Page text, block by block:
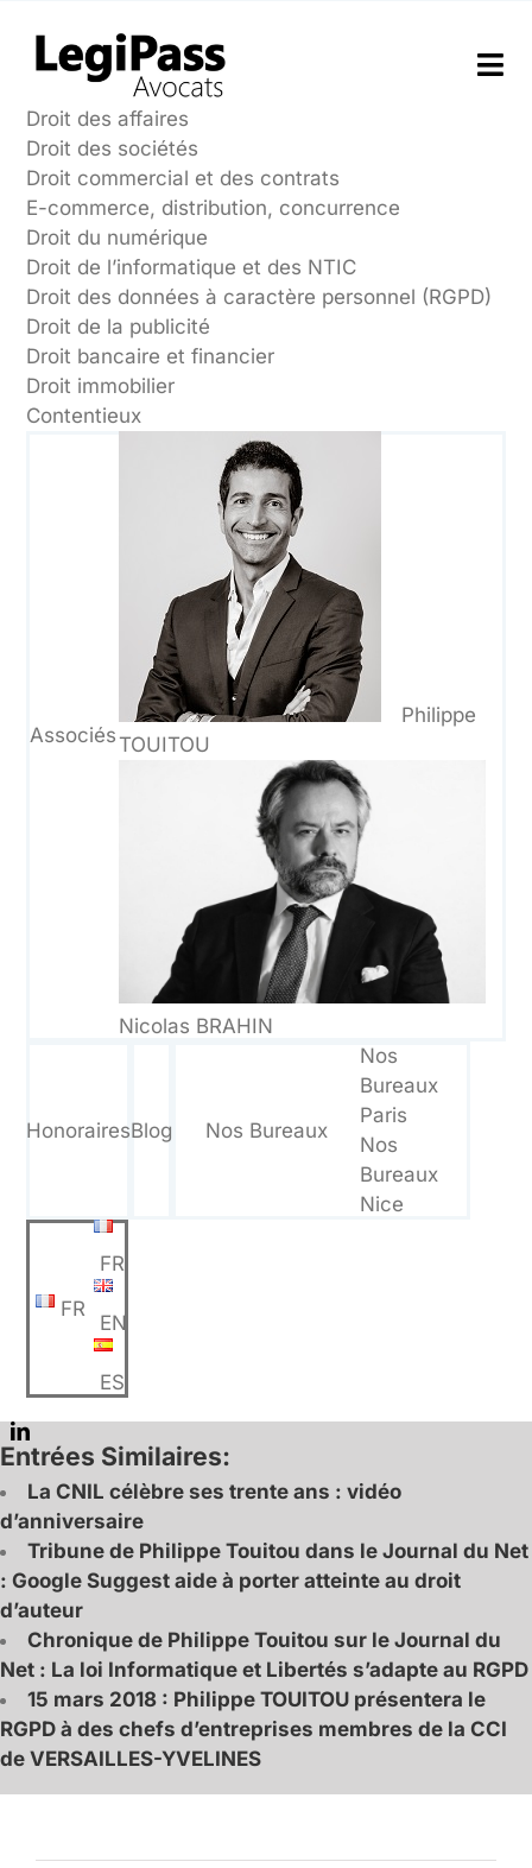
contenu
Le Cabinet
Expertises
Droit des affaires
Droit des sociétés
Droit commercial et des contrats
E-commerce, distribution, concurrence
Droit du numérique
Droit de l’informatique et des NTIC
Droit des données à caractère personnel (RGPD)
Droit de la publicité
Droit bancaire et financier
Droit immobilier
Contentieux
Associés
Philippe
TOUITOU
Nicolas BRAHIN
HonorairesBlog Nos Bureaux
Nos
Bureaux
Paris
Nos
Bureaux
Nice
FR
FR
EN
ES
Entrées Similaires:
La CNIL célèbre ses trente ans : vidéo
d’anniversaire
Tribune de Philippe Touitou dans le Journal du Net
: Google Suggest aide à porter atteinte au droit
d’auteur
Chronique de Philippe Touitou sur le Journal du
Net : La loi Informatique et Libertés s’adapte au RGPD
15 mars 2018 : Philippe TOUITOU présentera le
RGPD à des chefs d’entreprises membres de la CCI
de VERSAILLES-YVELINES